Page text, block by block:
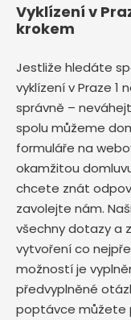
Vyklízení v
krokem
Jestliže hledáte
vyklízení v Praze 1
správně –
spolu můžeme
formuláře na
okamžitou
chcete znát
zavolejte nám.
všechny dotazy a
vytvoření co
možností je
předvyplněné
poptávce můžete